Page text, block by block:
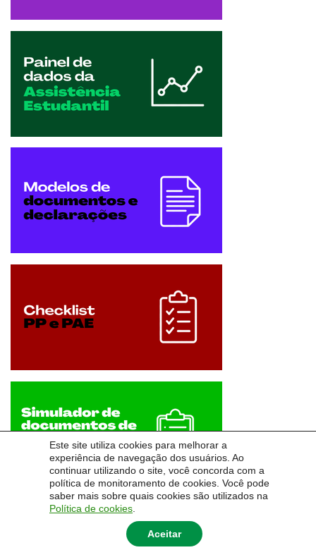
Este site utiliza cookies para melhorar a
experiência de navegação dos usuários. Ao
continuar utilizando o site, você concorda com a
política de monitoramento de cookies. Você pode
saber mais sobre quais cookies são utilizados na
Política de cookies
Aceitar
Pró-Reitoria de Desenvolvimento e Assistência Estudantil